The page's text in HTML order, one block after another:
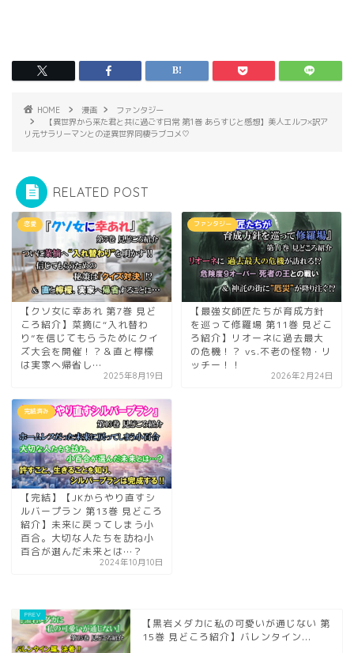
HOME 漫画
ファンタジー
【異世界から来た君と共に過ごす日常 第1巻 あらすじと感想】美人エルフ×訳ア
リ元サラリーマンとの逆異世界同棲ラブコメ♡
RELATED POST
恋愛
【クソ女に幸あれ 第7巻 見ど
ころ紹介】菜摘に“入れ替わ
り”を信じてもらうためにクイ
ズ大会を開催！？＆直と檸檬
は実家へ帰省し…
2025年8月19日
ファンタジー
【最強女師匠たちが育成方針
を巡って修羅場 第11巻 見どこ
ろ紹介】リオーネに過去最大
の危機！？ vs.不老の怪物・リ
ッチー！！
2026年2月24日
完結済み
【完結】【JKからやり直すシ
ルバープラン 第13巻 見どころ
紹介】未来に戻ってしまう小
百合。大切な人たちを訪ね小
百合が選んだ未来とは…？
2024年10月10日
【黒岩メダカに私の可愛いが通じない 第
15巻 見どころ紹介】バレンタイン...